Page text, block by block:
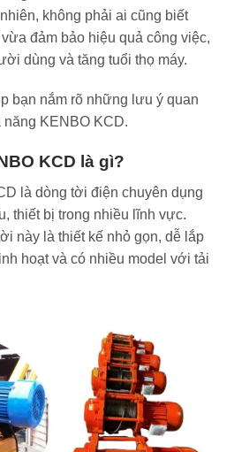
không phải ai cũng biết
đảm bảo hiệu quả công việc,
dùng và tăng tuổi thọ máy.
bạn nắm rõ những lưu ý quan
KENBO KCD.
KCD là gì?
là dòng tời điện chuyên dụng
thiết bị trong nhiều lĩnh vực.
này là thiết kế nhỏ gọn, dễ lắp
hoạt và có nhiều model với tải